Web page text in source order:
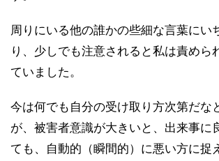
周りにいる他の誰かの些細な言葉にい
り、少しでも注意されると私は責めら
ていました。
今は何でも自分の受け取り方次第だな
が、被害者意識が大きいと、出来事に
ても、自動的（瞬間的）に悪い方に捉